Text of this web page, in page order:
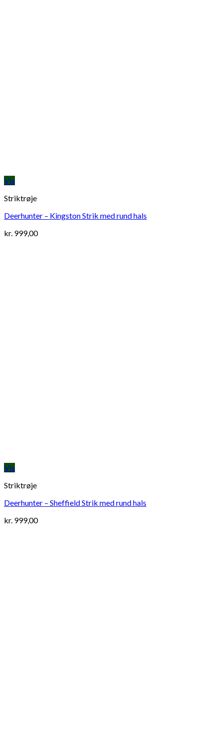
Vis
Striktrøje
Deerhunter – Kingston Strik med rund hals
kr. 999,00
Vis
Striktrøje
Deerhunter – Sheffield Strik med rund hals
kr. 999,00